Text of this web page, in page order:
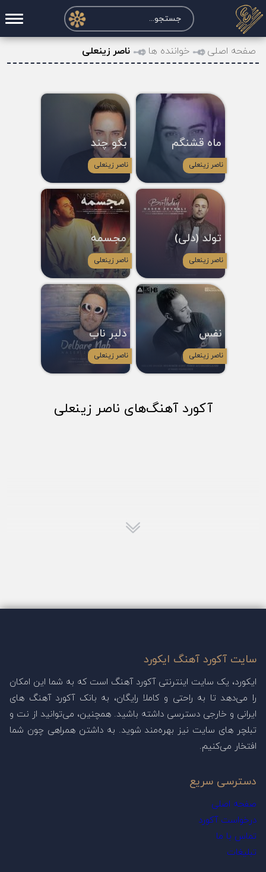
صفحه اصلی
نت و تبلچر
تماس با ما
حساب کاربری
صفحه اصلی خواننده ها ناصر زینعلی
ماه قشنگم
ناصر زینعلی
بگو چند
ناصر زینعلی
تولد (دلی)
ناصر زینعلی
مجسمه
ناصر زینعلی
نفس
ناصر زینعلی
دلبر ناب
ناصر زینعلی
آکورد آهنگ‌های ناصر زینعلی
سایت آکورد آهنگ ایکورد
ایکورد، یک سایت اینترنتی آکورد آهنگ است که به شما این امکان
را می‌دهد تا به راحتی و کاملا رایگان، به بانک آکورد آهنگ های
ایرانی و خارجی دسترسی داشته باشید. همچنین، می‌توانید از نت و
تبلچر های سایت نیز بهره‌مند شوید. به داشتن همراهی چون شما
افتخار می‌کنیم.
دسترسی سریع
صفحه اصلی
درخواست آکورد
تماس با ما
تبلیغات